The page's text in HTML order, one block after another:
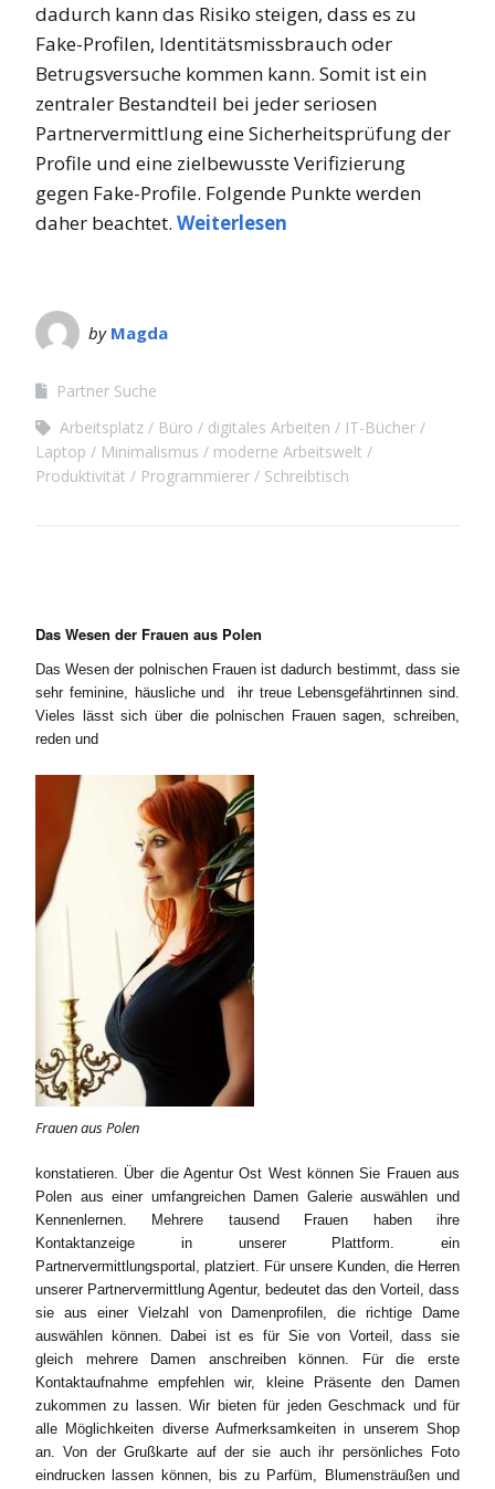
dadurch kann das Risiko steigen, dass es zu
Fake-Profilen, Identitätsmissbrauch oder
Betrugsversuche kommen kann. Somit ist ein
zentraler Bestandteil bei jeder seriosen
Partnervermittlung eine Sicherheitsprüfung der
Profile und eine zielbewusste Verifizierung
gegen Fake-Profile. Folgende Punkte werden
daher beachtet. Weiterlesen
by Magda
Partner Suche
Arbeitsplatz
Büro digitales Arbeiten
IT-Bücher
Laptop
Minimalismus
moderne Arbeitswelt
Produktivität
Programmierer Schreibtisch
Das Wesen der Frauen aus Polen
Das Wesen der polnischen Frauen ist dadurch bestimmt, dass sie
sehr feminine, häusliche und ihr treue Lebensgefährtinnen sind.
Vieles lässt sich über die polnischen Frauen sagen, schreiben,
reden und
Frauen aus Polen
konstatieren. Über die Agentur Ost West können Sie Frauen aus
Polen aus einer umfangreichen Damen Galerie auswählen und
Kennenlernen. Mehrere tausend Frauen haben ihre
Kontaktanzeige in unserer Plattform. ein
Partnervermittlungsportal, platziert. Für unsere Kunden, die Herren
unserer Partnervermittlung Agentur, bedeutet das den Vorteil, dass
sie aus einer Vielzahl von Damenprofilen, die richtige Dame
auswählen können. Dabei ist es für Sie von Vorteil, dass sie
gleich mehrere Damen anschreiben können. Für die erste
Kontaktaufnahme empfehlen wir, kleine Präsente den Damen
zukommen zu lassen. Wir bieten für jeden Geschmack und für
alle Möglichkeiten diverse Aufmerksamkeiten in unserem Shop
an. Von der Grußkarte auf der sie auch ihr persönliches Foto
eindrucken lassen können, bis zu Parfüm, Blumensträußen und